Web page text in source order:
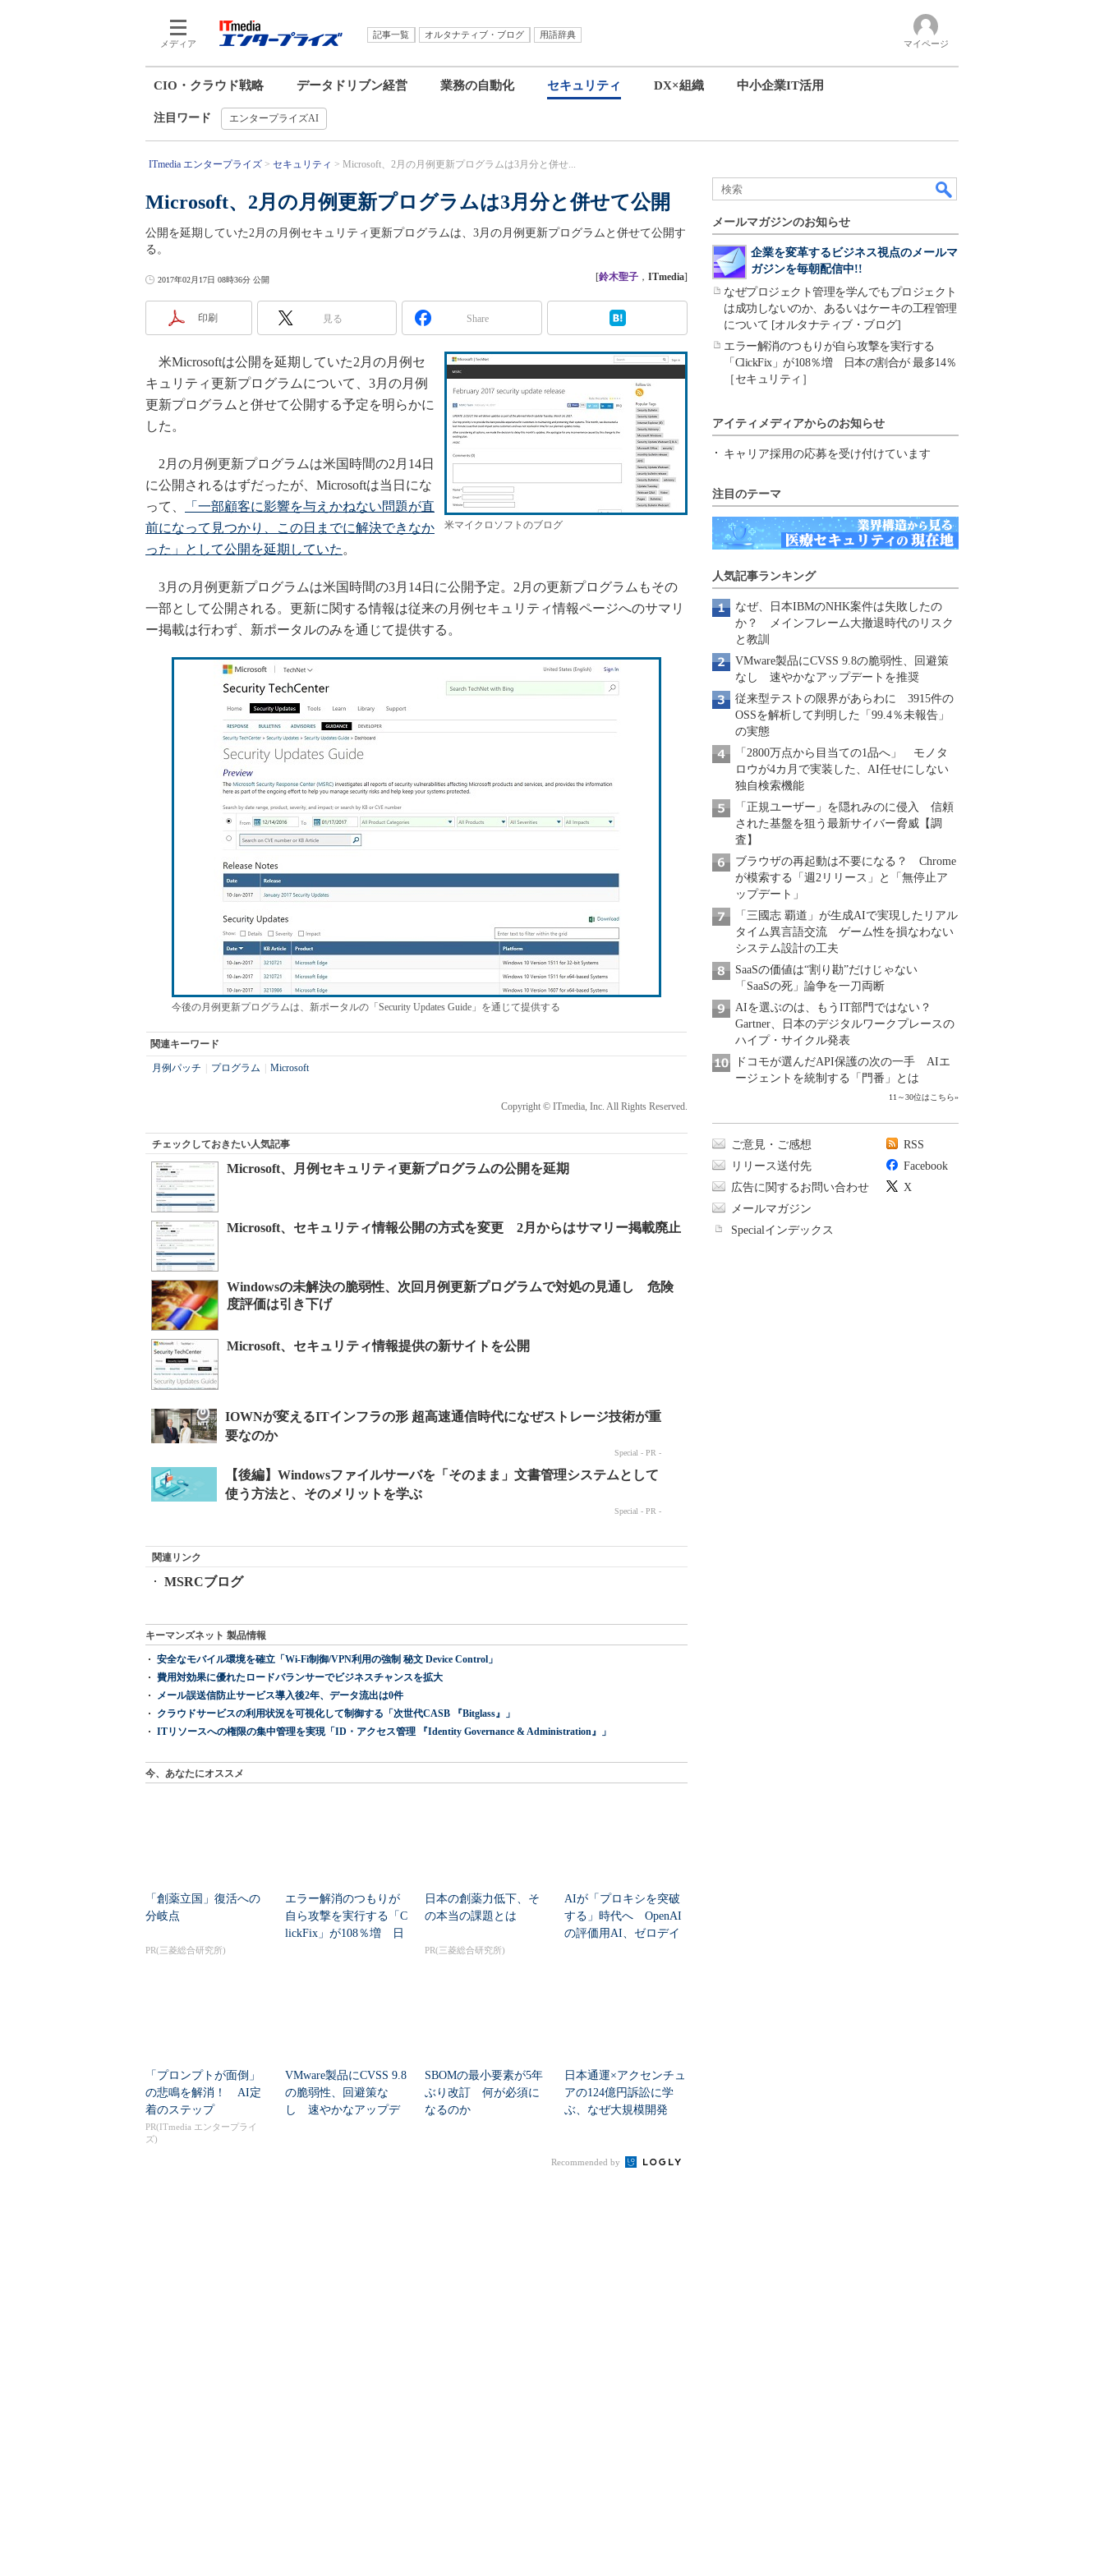
メディア
記事一覧 オルタナティブ・ブログ
用語辞典
マイページ
CIO・クラウド戦略 データドリブン経営 業務の自動化 セキュリティ DX×組織 中小企業IT活用
注目ワード エンタープライズAI
ITmedia エンタープライズ セキュリティ Microsoft、2月の月例更新プログラムは3月分と併せ...
Microsoft、2月の月例更新プログラムは3月分と併せて公開
公開を延期していた2月の月例セキュリティ更新プログラムは、3月の月例更新プログラムと併せて公開す
る。
2017年02月17日 08時36分 公開 [鈴木聖子 ， ITmedia]
印刷 見る Share
米マイクロソフトのブログ
米Microsoftは公開を延期していた2月の月例セ
キュリティ更新プログラムについて、3月の月例
更新プログラムと併せて公開する予定を明らかに
した。
2月の月例更新プログラムは米国時間の2月14日
に公開されるはずだったが、Microsoftは当日にな
って、
「一部顧客に影響を与えかねない問題が直
前になって見つかり、この日までに解決できなか
った」として公開を延期していた 。
3月の月例更新プログラムは米国時間の3月14日に公開予定。2月の更新プログラムもその
一部として公開される。更新に関する情報は従来の月例セキュリティ情報ページへのサマリ
ー掲載は行わず、新ポータルのみを通じて提供する。
今後の月例更新プログラムは、新ポータルの「Security Updates Guide」を通じて提供する
関連キーワード
月例パッチ プログラム Microsoft
Copyright © ITmedia, Inc. All Rights Reserved.
チェックしておきたい人気記事
Microsoft、月例セキュリティ更新プログラムの公開を延期
Microsoft、セキュリティ情報公開の方式を変更 2月からはサマリー掲載廃止
Windowsの未解決の脆弱性、次回月例更新プログラムで対処の見通し 危険
度評価は引き下げ
Microsoft、セキュリティ情報提供の新サイトを公開
関連リンク
MSRCブログ
キーマンズネット 製品情報
安全なモバイル環境を確立「Wi-Fi制御/VPN利用の強制 秘文 Device Control」
費用対効果に優れたロードバランサーでビジネスチャンスを拡大
メール誤送信防止サービス導入後2年、データ流出は0件
クラウドサービスの利用状況を可視化して制御する「次世代CASB 『Bitglass』」
ITリソースへの権限の集中管理を実現「ID・アクセス管理 『Identity Governance & Administration』」
今、あなたにオススメ
「創薬立国」復活への
分岐点
PR(三菱総合研究所)
エラー解消のつもりが
自ら攻撃を実行する「C
lickFix」が108％増 日
日本の創薬力低下、そ
の本当の課題とは
PR(三菱総合研究所)
AIが「プロキシを突破
する」時代へ OpenAI
の評価用AI、ゼロデイ
「プロンプトが面倒」
の悲鳴を解消！ AI定
着のステップ
PR(ITmedia エンタープライ
ズ)
VMware製品にCVSS 9.8
の脆弱性、回避策な
し 速やかなアップデ
SBOMの最小要素が5年
ぶり改訂 何が必須に
なるのか
日本通運×アクセンチュ
アの124億円訴訟に学
ぶ、なぜ大規模開発
Recommended by
メールマガジンのお知らせ
企業を変革するビジネス視点のメールマ
ガジンを毎朝配信中!!
なぜプロジェクト管理を学んでもプロジェクト
は成功しないのか、あるいはケーキの工程管理
について [オルタナティブ・ブログ]
エラー解消のつもりが自ら攻撃を実行する
「ClickFix」が108％増 日本の割合が 最多14％
［セキュリティ］
アイティメディアからのお知らせ
キャリア採用の応募を受け付けています
注目のテーマ
人気記事ランキング
なぜ、日本IBMのNHK案件は失敗したの
か？ メインフレーム大撤退時代のリスク
と教訓
VMware製品にCVSS 9.8の脆弱性、回避策
なし 速やかなアップデートを推奨
従来型テストの限界があらわに 3915件の
OSSを解析して判明した「99.4％未報告」
の実態
「2800万点から目当ての1品へ」 モノタ
ロウが4カ月で実装した、AI任せにしない
独自検索機能
「正規ユーザー」を隠れみのに侵入 信頼
された基盤を狙う最新サイバー脅威【調
査】
ブラウザの再起動は不要になる？ Chrome
が模索する「週2リリース」と「無停止ア
ップデート」
「三國志 覇道」が生成AIで実現したリアル
タイム異言語交流 ゲーム性を損なわない
システム設計の工夫
SaaSの価値は“割り勘”だけじゃない
「SaaSの死」論争を一刀両断
AIを選ぶのは、もうIT部門ではない？
Gartner、日本のデジタルワークプレースの
ハイプ・サイクル発表
ドコモが選んだAPI保護の次の一手 AIエ
ージェントを統制する「門番」とは
11～30位はこちら»
ご意見・ご感想
リリース送付先
広告に関するお問い合わせ
メールマガジン
Specialインデックス
RSS
Facebook
X